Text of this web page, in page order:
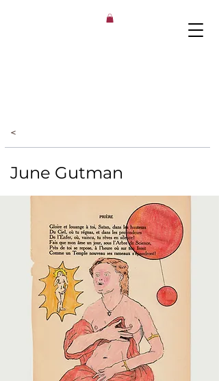
<
June Gutman